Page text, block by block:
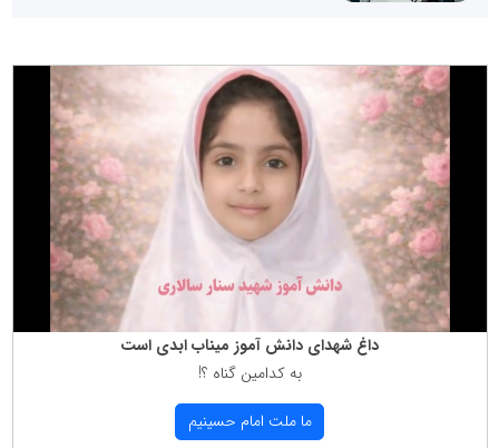
داغ شهدای دانش آموز میناب ابدی است
به كدامین گناه ؟!
ما ملت امام حسینیم